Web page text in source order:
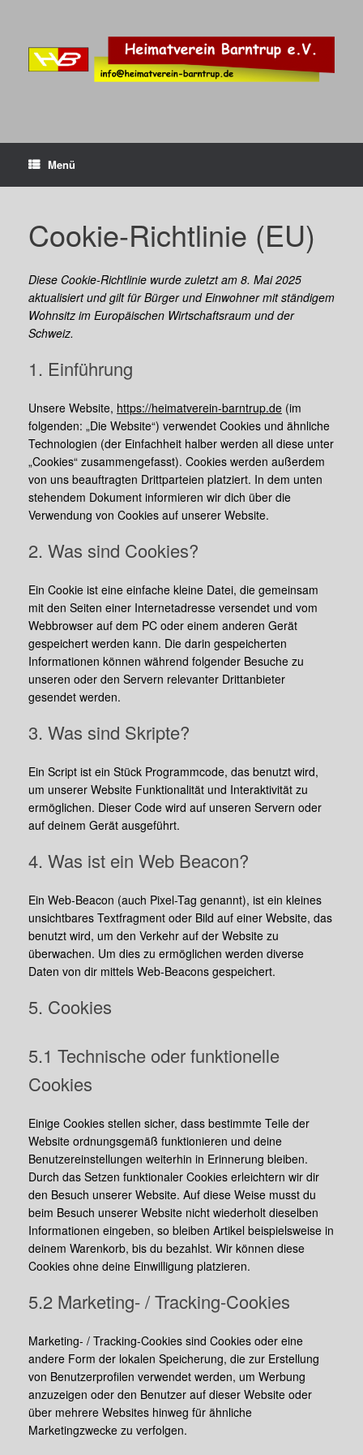
Menü
Cookie-Richtlinie (EU)
Diese Cookie-Richtlinie wurde zuletzt am 8. Mai 2025
aktualisiert und gilt für Bürger und Einwohner mit ständigem
Wohnsitz im Europäischen Wirtschaftsraum und der
Schweiz.
1. Einführung
Unsere Website, https://heimatverein-barntrup.de (im
folgenden: „Die Website“) verwendet Cookies und ähnliche
Technologien (der Einfachheit halber werden all diese unter
„Cookies“ zusammengefasst). Cookies werden außerdem
von uns beauftragten Drittparteien platziert. In dem unten
stehendem Dokument informieren wir dich über die
Verwendung von Cookies auf unserer Website.
2. Was sind Cookies?
Ein Cookie ist eine einfache kleine Datei, die gemeinsam
mit den Seiten einer Internetadresse versendet und vom
Webbrowser auf dem PC oder einem anderen Gerät
gespeichert werden kann. Die darin gespeicherten
Informationen können während folgender Besuche zu
unseren oder den Servern relevanter Drittanbieter
gesendet werden.
3. Was sind Skripte?
Ein Script ist ein Stück Programmcode, das benutzt wird,
um unserer Website Funktionalität und Interaktivität zu
ermöglichen. Dieser Code wird auf unseren Servern oder
auf deinem Gerät ausgeführt.
4. Was ist ein Web Beacon?
Ein Web-Beacon (auch Pixel-Tag genannt), ist ein kleines
unsichtbares Textfragment oder Bild auf einer Website, das
benutzt wird, um den Verkehr auf der Website zu
überwachen. Um dies zu ermöglichen werden diverse
Daten von dir mittels Web-Beacons gespeichert.
5. Cookies
5.1 Technische oder funktionelle
Cookies
Einige Cookies stellen sicher, dass bestimmte Teile der
Website ordnungsgemäß funktionieren und deine
Benutzereinstellungen weiterhin in Erinnerung bleiben.
Durch das Setzen funktionaler Cookies erleichtern wir dir
den Besuch unserer Website. Auf diese Weise musst du
beim Besuch unserer Website nicht wiederholt dieselben
Informationen eingeben, so bleiben Artikel beispielsweise in
deinem Warenkorb, bis du bezahlst. Wir können diese
Cookies ohne deine Einwilligung platzieren.
5.2 Marketing- / Tracking-Cookies
Marketing- / Tracking-Cookies sind Cookies oder eine
andere Form der lokalen Speicherung, die zur Erstellung
von Benutzerprofilen verwendet werden, um Werbung
anzuzeigen oder den Benutzer auf dieser Website oder
über mehrere Websites hinweg für ähnliche
Marketingzwecke zu verfolgen.